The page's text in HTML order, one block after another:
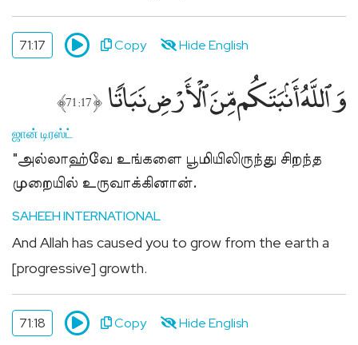
71:17 Copy Hide English
وَٱللَّهُ أَنۢبَتَكُم مِّنَ ٱلْأَرْضِ نَبَاتًۭا ﴿71:17﴾
ஜான் டிரஸ்ட்
"அல்லாஹ்வே உங்களை பூமியிலிருந்து சிறந்த
முறையில் உருவாக்கினான்.
SAHEEH INTERNATIONAL
And Allah has caused you to grow from the earth a
[progressive] growth.
71:18 Copy Hide English